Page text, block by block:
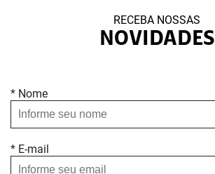
RECEBA NOSSAS
NOVIDADES
* Nome
* E-mail